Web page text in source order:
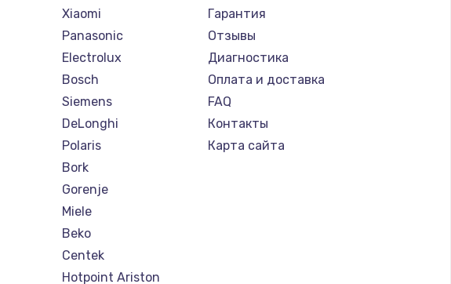
Xiaomi
Panasonic
Electrolux
Bosch
Siemens
DeLonghi
Polaris
Bork
Gorenje
Miele
Beko
Centek
Hotpoint Ariston
Гарантия
Отзывы
Диагностика
Оплата и доставка
FAQ
Контакты
Карта сайта